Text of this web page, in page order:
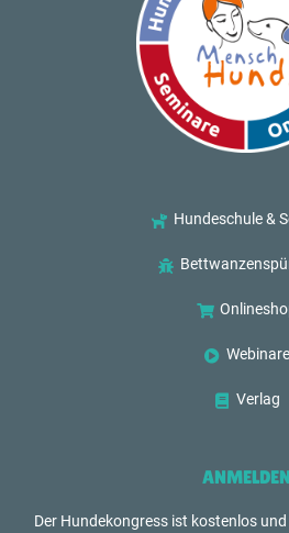
Hundeschule &
Webinare
Verlag
ANMELDEN
Der Hundekongress ist kostenlos